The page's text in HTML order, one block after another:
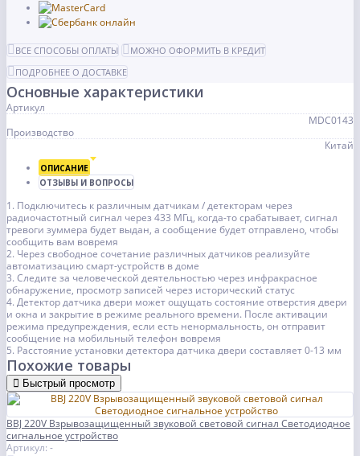
ВСЕ СПОСОБЫ ОПЛАТЫ
МОЖНО ОФОРМИТЬ В КРЕДИТ
ПОДРОБНЕЕ О ДОСТАВКЕ
Основные характеристики
Артикул
MDC0143
Производство
Китай
ОПИСАНИЕ
ОТЗЫВЫ И ВОПРОСЫ
1. Подключитесь к различным датчикам / детекторам через
радиочастотный сигнал через 433 МГц, когда-то срабатывает, сигнал
тревоги зуммера будет выдан, а сообщение будет отправлено, чтобы
сообщить вам вовремя
2. Через свободное сочетание различных датчиков реализуйте
автоматизацию смарт-устройств в доме
3. Следите за человеческой деятельностью через инфракрасное
обнаружение, просмотр записей через исторический статус
4. Детектор датчика двери может ощущать состояние отверстия двери
и окна и закрытие в режиме реального времени. После активации
режима предупреждения, если есть ненормальность, он отправит
сообщение на мобильный телефон вовремя
5. Расстояние установки детектора датчика двери составляет 0-13 мм
Похожие товары
Быстрый просмотр
BBJ 220V Взрывозащищенный звуковой световой сигнал Светодиодное
сигнальное устройство
Артикул: -